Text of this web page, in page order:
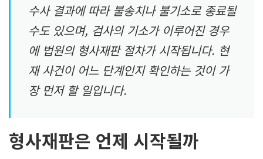
수사 결과에 따라 불송치나 불기소로 종료될
수도 있으며, 검사의 기소가 이루어진 경우
에 법원의 형사재판 절차가 시작됩니다. 현
재 사건이 어느 단계인지 확인하는 것이 가
장 먼저 할 일입니다.
형사재판은 언제 시작될까